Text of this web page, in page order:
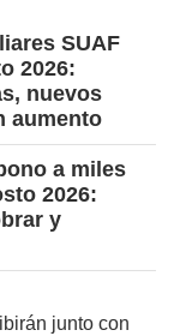
SUAF
2026:
nuevos
aumento
a miles
2026:
y
junto con